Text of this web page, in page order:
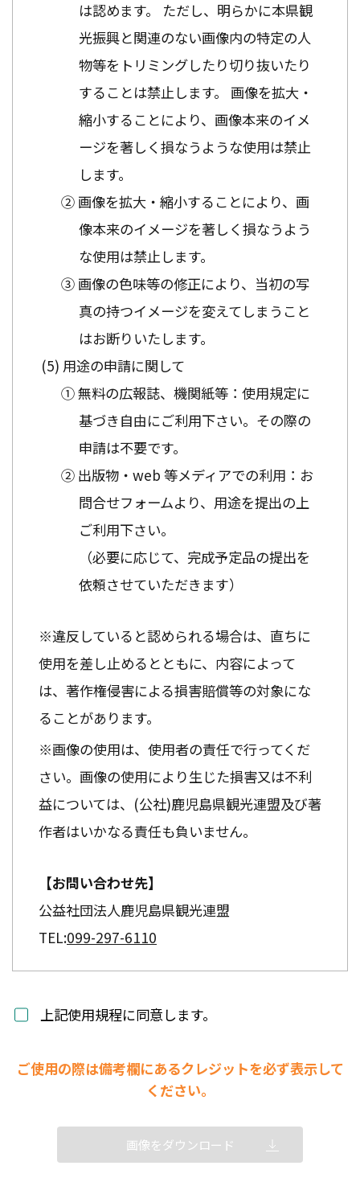
は認めます。 ただし、明らかに本県観
光振興と関連のない画像内の特定の人
物等をトリミングしたり切り抜いたり
することは禁止します。 画像を拡大・
縮小することにより、画像本来のイメ
ージを著しく損なうような使用は禁止
します。
② 画像を拡大・縮小することにより、画
像本来のイメージを著しく損なうよう
な使用は禁止します。
③ 画像の色味等の修正により、当初の写
真の持つイメージを変えてしまうこと
はお断りいたします。
用途の申請に関して
① 無料の広報誌、機関紙等：使用規定に
基づき自由にご利用下さい。その際の
申請は不要です。
② 出版物・web 等メディアでの利用：お
問合せフォームより、用途を提出の上
ご利用下さい。
（必要に応じて、完成予定品の提出を
依頼させていただきます）
※違反していると認められる場合は、直ちに
使用を差し止めるとともに、内容によって
は、著作権侵害による損害賠償等の対象にな
ることがあります。
※画像の使用は、使用者の責任で行ってくだ
さい。画像の使用により生じた損害又は不利
益については、(公社)鹿児島県観光連盟及び著
作者はいかなる責任も負いません。
【お問い合わせ先】
公益社団法人鹿児島県観光連盟
TEL:099-297-6110
上記使用規程に同意します。
ご使用の際は備考欄にあるクレジットを必ず表示して
ください。
画像をダウンロード